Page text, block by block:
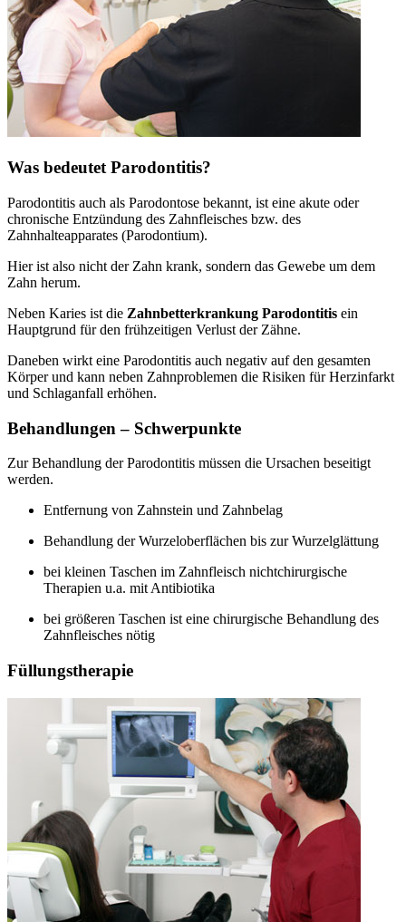
Was bedeutet Parodontitis?
Parodontitis auch als Parodontose bekannt, ist eine akute oder
chronische Entzündung des Zahnfleisches bzw. des
Zahnhalteapparates (Parodontium).
Hier ist also nicht der Zahn krank, sondern das Gewebe um dem
Zahn herum.
Neben Karies ist die Zahnbetterkrankung Parodontitis ein
Hauptgrund für den frühzeitigen Verlust der Zähne.
Daneben wirkt eine Parodontitis auch negativ auf den gesamten
Körper und kann neben Zahnproblemen die Risiken für Herzinfarkt
und Schlaganfall erhöhen.
Behandlungen – Schwerpunkte
Zur Behandlung der Parodontitis müssen die Ursachen beseitigt
werden.
Entfernung von Zahnstein und Zahnbelag
Behandlung der Wurzeloberflächen bis zur Wurzelglättung
bei kleinen Taschen im Zahnfleisch nichtchirurgische
Therapien u.a. mit Antibiotika
bei größeren Taschen ist eine chirurgische Behandlung des
Zahnfleisches nötig
Füllungstherapie